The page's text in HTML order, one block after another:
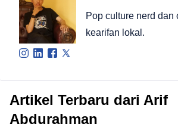
Pop culture nerd dan
kearifan lokal.
Artikel Terbaru dari Arif
Abdurahman